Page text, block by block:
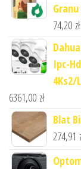
74,20 zł
Ipc-
4Ks2/
6361,00 zł
Blat
274,91